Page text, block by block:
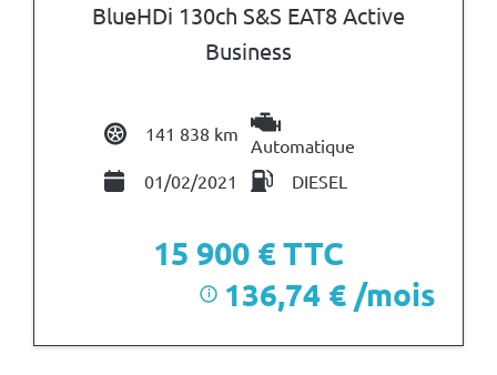
BlueHDi 130ch S&S EAT8 Active
Business
141 838 km
Automatique
01/02/2021
DIESEL
15 900 € TTC
i 136,74 € /mois